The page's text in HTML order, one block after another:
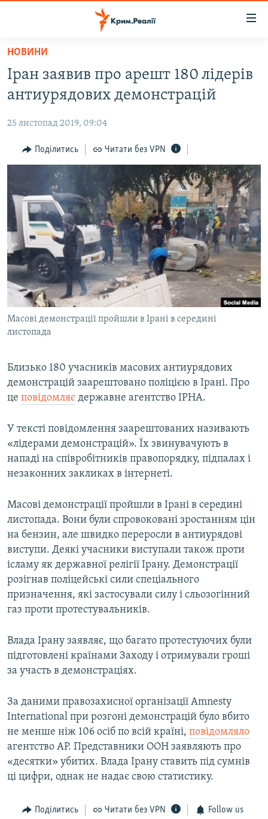
Перейти
основного
матеріалу
до
навігації
Перейти
пошуку
ВОДА.КРИМ
ВІДЕО ТА ФОТО
ПОЛІТИКА
БЛОГИ
ІНТЕРВ'Ю
ВСЕ ЗА ДЕНЬ
СПЕЦПРОЕКТИ
ДЕПОРТАЦІЯ
ВІДЕОУРОКИ «ELIFBE»
СВІДЧЕННЯ ОКУПАЦІЇ
УКРАЇНСЬКА ПРОБЛЕМА КРИМУ
ЯК ОБІЙТИ БЛОКУВАННЯ
Русский
Qırımtatar
Усі сайти RFE/RL
НОВИНИ
Іран заявив про арешт 180 лідерів
антиурядових демонстрацій
25 листопад 2019, 09:04
Поділитись Читати без VPN
Масові демонстрації пройшли в Ірані в середині
листопада
Близько 180 учасників масових антиурядових
демонстрацій заарештовано поліцією в Ірані. Про
це повідомляє державне агентство ІРНА.
У тексті повідомлення заарештованих називають
«лідерами демонстрацій». Їх звинувачують в
нападі на співробітників правопорядку, підпалах і
незаконних закликах в інтернеті.
Масові демонстрації пройшли в Ірані в середині
листопада. Вони були спровоковані зростанням цін
на бензин, але швидко переросли в антиурядові
виступи. Деякі учасники виступали також проти
ісламу як державної релігії Ірану. Демонстрації
розігнав поліцейські сили спеціального
призначення, які застосували силу і сльозогінний
газ проти протестувальників.
Влада Ірану заявляє, що багато протестуючих були
підготовлені країнами Заходу і отримували гроші
за участь в демонстраціях.
За даними правозахисної організації Amnesty
International при розгоні демонстрацій було вбито
не менше ніж 106 осіб по всій країні, повідомляло
агентство AP. Представники ООН заявляють про
«десятки» убитих. Влада Ірану ставить під сумнів
ці цифри, однак не надає свою статистику.
Поділитись Читати без VPN Follow us